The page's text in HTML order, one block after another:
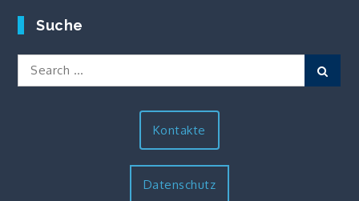
Suche
Search
Kontakte
Datenschutz